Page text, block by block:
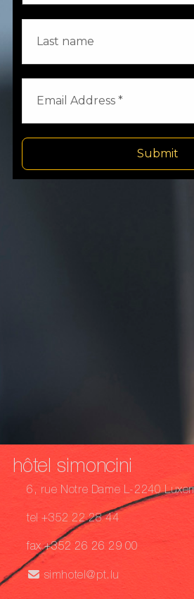
hôtel simoncini
6, rue Notre Dame L-2240
tel +352 22 28 44
fax +352 26 26 29 00
simhotel@pt.lu